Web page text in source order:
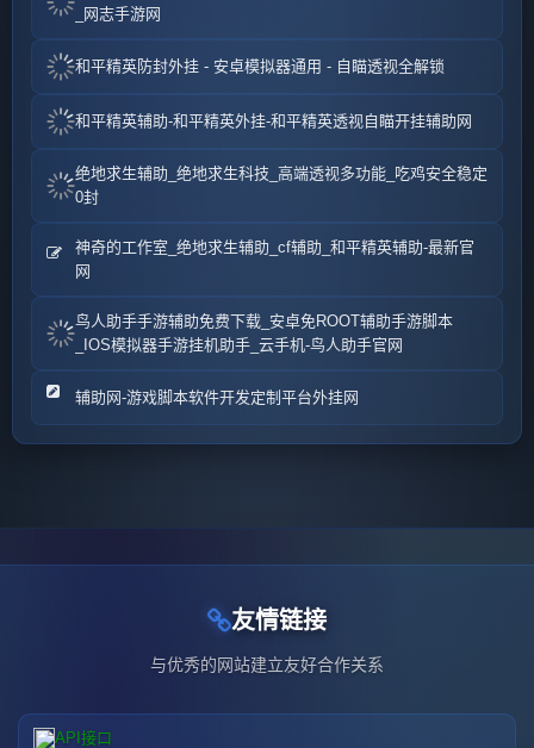
_网志手游网
和平精英防封外挂 - 安卓模拟器通用 - 自瞄透视全解锁
和平精英辅助-和平精英外挂-和平精英透视自瞄开挂辅助网
绝地求生辅助_绝地求生科技_高端透视多功能_吃鸡安全稳定
0封
神奇的工作室_绝地求生辅助_cf辅助_和平精英辅助-最新官
网
鸟人助手手游辅助免费下载_安卓免ROOT辅助手游脚本
_IOS模拟器手游挂机助手_云手机-鸟人助手官网
辅助网-游戏脚本软件开发定制平台外挂网
友情链接
与优秀的网站建立友好合作关系
API接口